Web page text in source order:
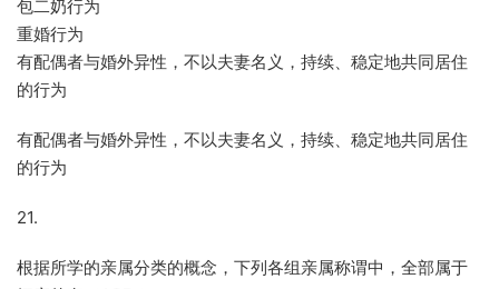
包二奶行为
重婚行为
有配偶者与婚外异性，不以夫妻名义，持续、稳定地共同居住
的行为
有配偶者与婚外异性，不以夫妻名义，持续、稳定地共同居住
的行为
21.
根据所学的亲属分类的概念，下列各组亲属称谓中，全部属于